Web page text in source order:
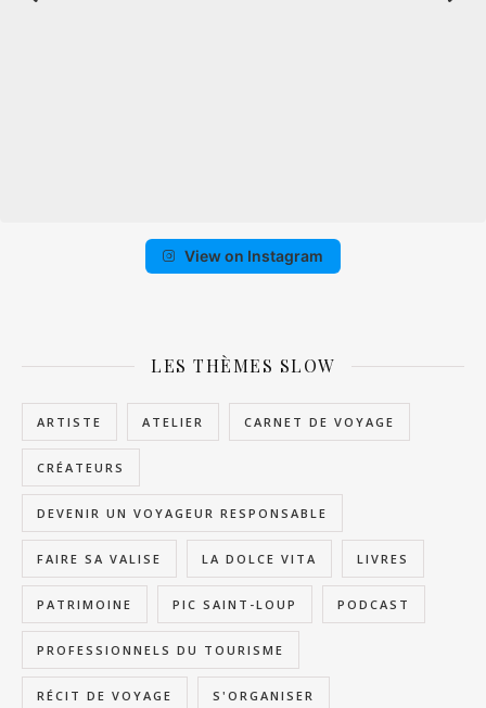
View on Instagram
LES THÈMES SLOW
ARTISTE ATELIER CARNET DE VOYAGE
CRÉATEURS
DEVENIR UN VOYAGEUR RESPONSABLE
FAIRE SA VALISE LA DOLCE VITA LIVRES
PATRIMOINE PIC SAINT-LOUP PODCAST
PROFESSIONNELS DU TOURISME
RÉCIT DE VOYAGE S'ORGANISER